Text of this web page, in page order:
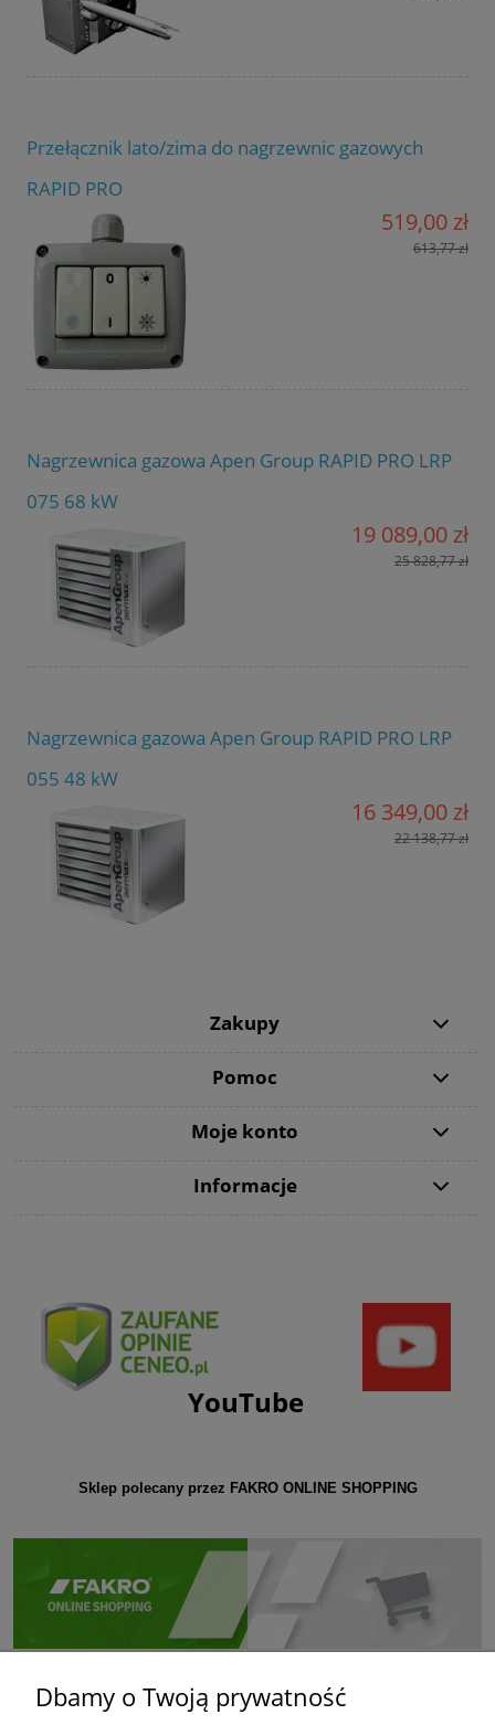
Przełącznik lato/zima do nagrzewnic gazowych
RAPID PRO
519,00 zł
613,77 zł
Nagrzewnica gazowa Apen Group RAPID PRO LRP
075 68 kW
19 089,00 zł
25 828,77 zł
Nagrzewnica gazowa Apen Group RAPID PRO LRP
055 48 kW
16 349,00 zł
22 138,77 zł
Zakupy
Pomoc
Moje konto
Informacje
YouTube
Sklep polecany przez FAKRO ONLINE SHOPPING
Dbamy o Twoją prywatność